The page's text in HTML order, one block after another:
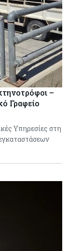
–
Γραφείο
Υπηρεσίες στη